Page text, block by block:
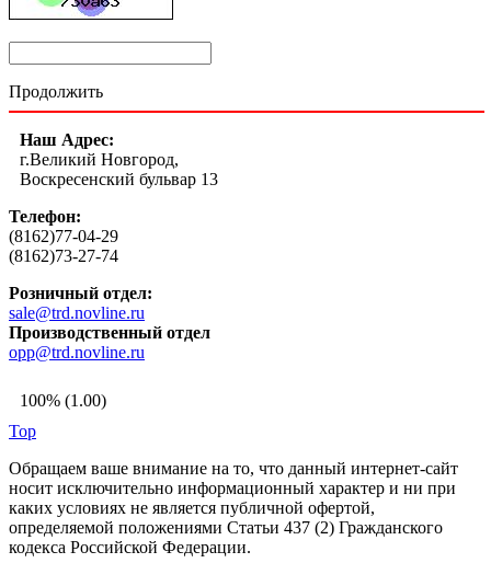
Продолжить
Наш Адрес:
г.Великий Новгород,
Воскресенский бульвар 13
Телефон:
(8162)77-04-29
(8162)73-27-74
Розничный отдел:
sale@trd.novline.ru
Производственный отдел
opp@trd.novline.ru
100% (1.00)
Top
Обращаем ваше внимание на то, что данный интернет-сайт
носит исключительно информационный характер и ни при
каких условиях не является публичной офертой,
определяемой положениями Статьи 437 (2) Гражданского
кодекса Российской Федерации.